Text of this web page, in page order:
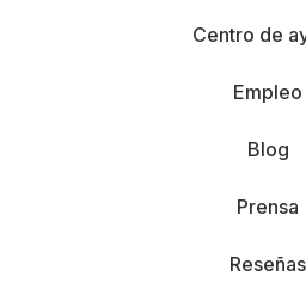
Centro de
Empleo
Blog
Prensa
Reseñas